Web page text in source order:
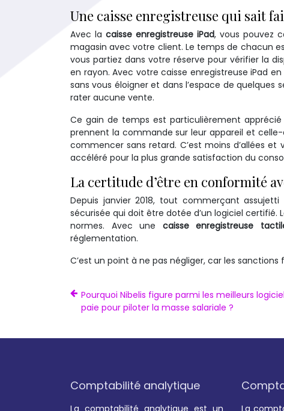
Une caisse enregistreuse qui sait
Avec lacaisse enregistreuse iPad, vous pouvez
magasin avec votre client. Le temps de chacun
vous partiez dans votre réserve pour vérifier la
en rayon. Avec votre caisse enregistreuse iPad
sans vous éloigner et dans l’espace de
rater aucune vente.
Ce gain de temps est particulièrement apprécié
prennent la commande sur leur appareil et
commencer sans retard. C’est moins d’allées
accéléré pour la plus grande satisfaction du
La certitude d’être en conformité
Depuis janvier 2018, tout commerçant
sécurisée qui doit être dotée d’un logiciel
normes. Avec une caisse enregistreuse
réglementation.
C’est un point à ne pas négliger, car les
Pourquoi Nibelis figure parmi les meilleurs
paie pour piloter la masse salariale ?
Comptabilité analytique